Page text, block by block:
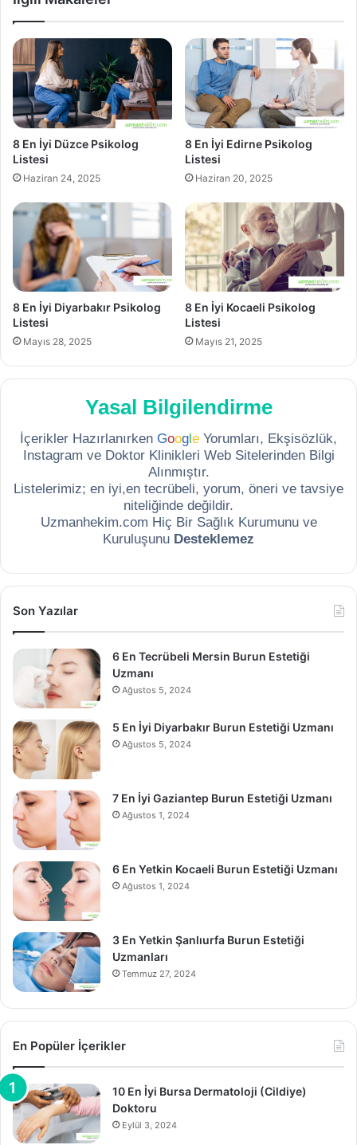
8 En İyi Düzce Psikolog
Listesi
Haziran 24, 2025
8 En İyi Edirne Psikolog
Listesi
Haziran 20, 2025
8 En İyi Diyarbakır Psikolog
Listesi
Mayıs 28, 2025
8 En İyi Kocaeli Psikolog
Listesi
Mayıs 21, 2025
Yasal Bilgilendirme
İçerikler Hazırlanırken Google Yorumları, Ekşisözlük,
Instagram ve Doktor Klinikleri Web Sitelerinden Bilgi
Alınmıştır.
Listelerimiz; en iyi,en tecrübeli, yorum, öneri ve tavsiye
niteliğinde değildir.
Uzmanhekim.com Hiç Bir Sağlık Kurumunu ve
Kuruluşunu Desteklemez
Son Yazılar
6 En Tecrübeli Mersin Burun Estetiği
Uzmanı
Ağustos 5, 2024
5 En İyi Diyarbakır Burun Estetiği Uzmanı
Ağustos 5, 2024
7 En İyi Gaziantep Burun Estetiği Uzmanı
Ağustos 1, 2024
6 En Yetkin Kocaeli Burun Estetiği Uzmanı
Ağustos 1, 2024
3 En Yetkin Şanlıurfa Burun Estetiği
Uzmanları
Temmuz 27, 2024
En Popüler İçerikler
10 En İyi Bursa Dermatoloji (Cildiye)
Doktoru
Eylül 3, 2024